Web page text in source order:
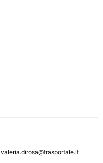
valeria.dirosa@trasportale.it